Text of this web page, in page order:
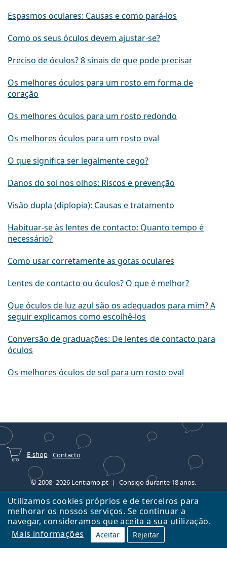
Utilizamos cookies próprios e de terceiros para
melhorar os nossos serviços. Se continuar a
navegar, consideramos que aceita a sua utilização.
Mais informações
Aceitar Rejeitar
Espasmos oculares: Causas e como pará-los
Como os seus óculos devem ajustar-se?
Preciso de óculos? 8 sinais de que pode precisar
Os melhores óculos para um rosto em forma de
coração
Os melhores óculos para um rosto redondo
Os melhores óculos para um rosto oval
O que significa ser legalmente cego?
Danos do sol nos olhos: Riscos e prevenção
Visão dupla (diplopia): Causas e tratamento
Habituar-se às lentes de contacto: Quanto tempo é
necessário?
Como usar corretamente as gotas oculares
Lentes de contacto ou óculos? O que é melhor?
Que óculos de luz azul são os adequados para mim? A
seguir explicamos como escolhê-los
Conversão de graduações: De lentes de contacto para
óculos
Os melhores óculos de sol para um rosto oval
E-shop Contacto
© 2008–2026 Lentiamo.pt Consigo durante 18 anos.